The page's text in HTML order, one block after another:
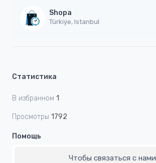
Shopa
Türkiýe, Istanbul
Статистика
В избранном 1
Просмотры 1792
Помощь
Чтобы связаться с нами